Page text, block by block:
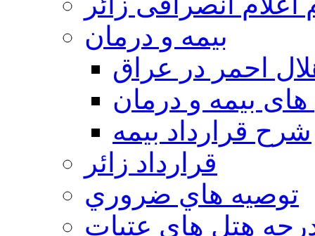
بيمه و درمان
احمر در عراق
بیمه و درمان
شرح قرارداد بیمه
قرارداد زائر
توصيه هاي ضروري
هتل های عتبات